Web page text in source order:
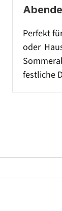
Perfekt
oder
festliche